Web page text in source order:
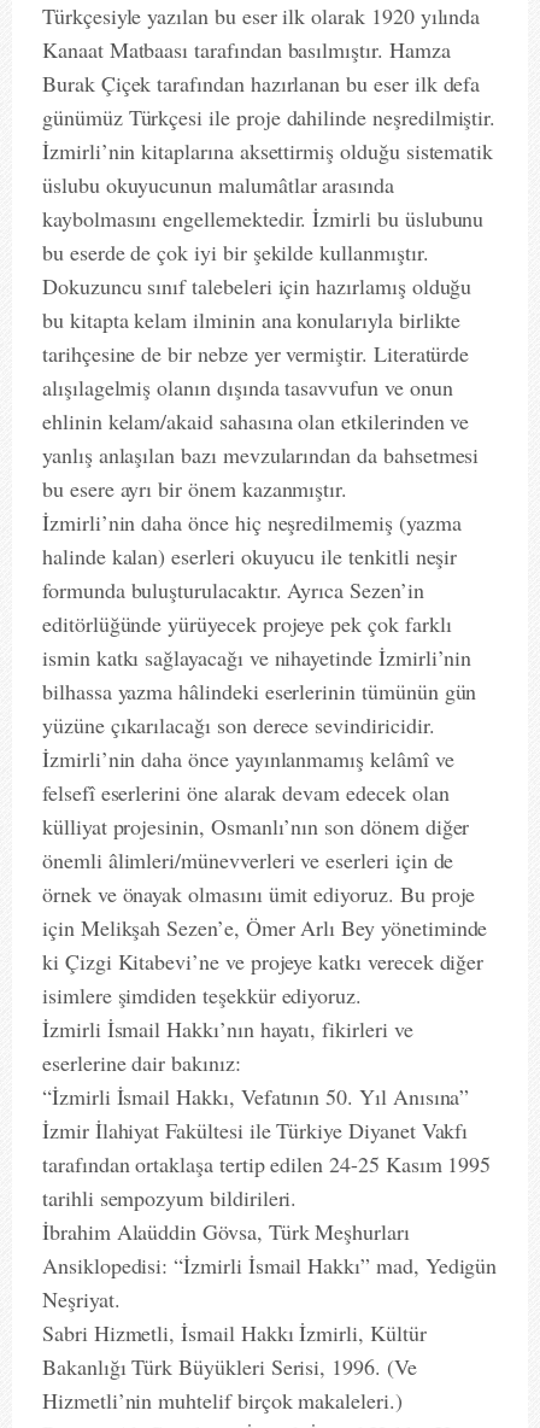
Türkçesiyle yazılan bu eser ilk olarak 1920 yılında
Kanaat Matbaası tarafından basılmıştır. Hamza
Burak Çiçek tarafından hazırlanan bu eser ilk defa
günümüz Türkçesi ile proje dahilinde neşredilmiştir.
İzmirli’nin kitaplarına aksettirmiş olduğu sistematik
üslubu okuyucunun malumâtlar arasında
kaybolmasını engellemektedir. İzmirli bu üslubunu
bu eserde de çok iyi bir şekilde kullanmıştır.
Dokuzuncu sınıf talebeleri için hazırlamış olduğu
bu kitapta kelam ilminin ana konularıyla birlikte
tarihçesine de bir nebze yer vermiştir. Literatürde
alışılagelmiş olanın dışında tasavvufun ve onun
ehlinin kelam/akaid sahasına olan etkilerinden ve
yanlış anlaşılan bazı mevzularından da bahsetmesi
bu esere ayrı bir önem kazanmıştır.
İzmirli’nin daha önce hiç neşredilmemiş (yazma
halinde kalan) eserleri okuyucu ile tenkitli neşir
formunda buluşturulacaktır. Ayrıca Sezen’in
editörlüğünde yürüyecek projeye pek çok farklı
ismin katkı sağlayacağı ve nihayetinde İzmirli’nin
bilhassa yazma hâlindeki eserlerinin tümünün gün
yüzüne çıkarılacağı son derece sevindiricidir.
İzmirli’nin daha önce yayınlanmamış kelâmî ve
felsefî eserlerini öne alarak devam edecek olan
külliyat projesinin, Osmanlı’nın son dönem diğer
önemli âlimleri/münevverleri ve eserleri için de
örnek ve önayak olmasını ümit ediyoruz. Bu proje
için Melikşah Sezen’e, Ömer Arlı Bey yönetiminde
ki Çizgi Kitabevi’ne ve projeye katkı verecek diğer
isimlere şimdiden teşekkür ediyoruz.
İzmirli İsmail Hakkı’nın hayatı, fikirleri ve
eserlerine dair bakınız:
“İzmirli İsmail Hakkı, Vefatının 50. Yıl Anısına”
İzmir İlahiyat Fakültesi ile Türkiye Diyanet Vakfı
tarafından ortaklaşa tertip edilen 24-25 Kasım 1995
tarihli sempozyum bildirileri.
İbrahim Alaüddin Gövsa, Türk Meşhurları
Ansiklopedisi: “İzmirli İsmail Hakkı” mad, Yedigün
Neşriyat.
Sabri Hizmetli, İsmail Hakkı İzmirli, Kültür
Bakanlığı Türk Büyükleri Serisi, 1996. (Ve
Hizmetli’nin muhtelif birçok makaleleri.)